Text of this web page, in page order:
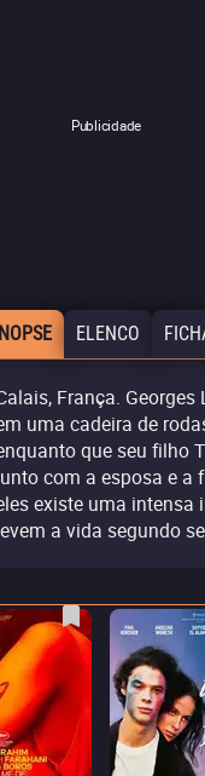
Publicidade
ELENCO
França.
uma cadeira de
que seu filho
com a esposa e a
existe uma intensa
a vida segundo